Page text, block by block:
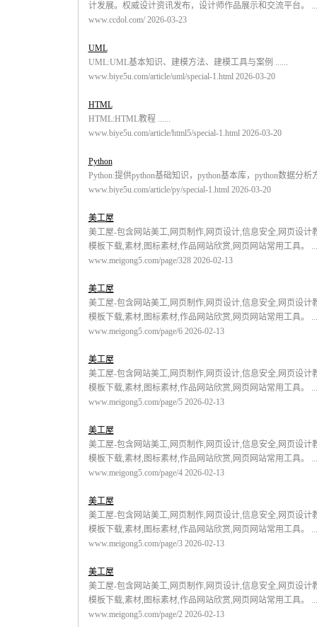
计发展。权威设计资讯发布，设计师作品展示和交流平台。
www.ccdol.com/ 2026-03-23
UML
UML:UML基本知识、建模方法、建模工具与案例 ......
www.biye5u.com/article/uml/special-1.html 2026-03-20
HTML
HTML:HTML教程 ......
www.biye5u.com/article/html5/special-1.html 2026-03-20
Python
Python:提供python基础知识，python基本库，python数据分析
www.biye5u.com/article/py/special-1.html 2026-03-20
美工屋
美工屋-包含网站美工,网页制作,网页设计,信息安全,网页设计
模板下载,素材,图标素材,作品网站欣赏,网页网站常用工具。
www.meigong5.com/page/328 2026-02-13
美工屋
美工屋-包含网站美工,网页制作,网页设计,信息安全,网页设计
模板下载,素材,图标素材,作品网站欣赏,网页网站常用工具。
www.meigong5.com/page/6 2026-02-13
美工屋
美工屋-包含网站美工,网页制作,网页设计,信息安全,网页设计
模板下载,素材,图标素材,作品网站欣赏,网页网站常用工具。
www.meigong5.com/page/5 2026-02-13
美工屋
美工屋-包含网站美工,网页制作,网页设计,信息安全,网页设计
模板下载,素材,图标素材,作品网站欣赏,网页网站常用工具。
www.meigong5.com/page/4 2026-02-13
美工屋
美工屋-包含网站美工,网页制作,网页设计,信息安全,网页设计
模板下载,素材,图标素材,作品网站欣赏,网页网站常用工具。
www.meigong5.com/page/3 2026-02-13
美工屋
美工屋-包含网站美工,网页制作,网页设计,信息安全,网页设计
模板下载,素材,图标素材,作品网站欣赏,网页网站常用工具。
www.meigong5.com/page/2 2026-02-13